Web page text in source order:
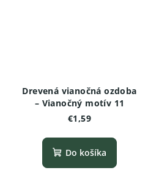
Drevená vianočná ozdoba
– Vianočný motív 11
€1,59
Do košíka